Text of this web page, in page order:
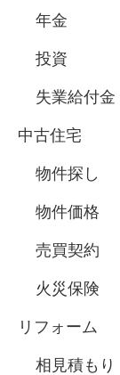
年金
投資
失業給付金
中古住宅
物件探し
物件価格
売買契約
火災保険
リフォーム
相見積もり